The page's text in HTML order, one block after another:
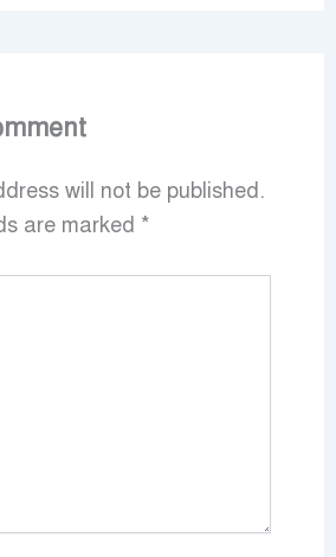
will not be published.
are marked *